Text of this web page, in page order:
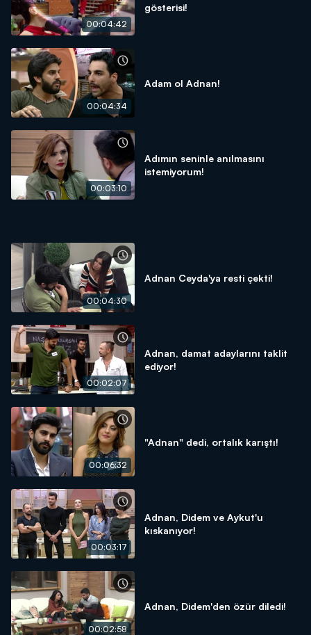
00:04:42
gösterisi!
00:04:34
Adam ol Adnan!
00:03:10
Adımın seninle anılmasını
istemiyorum!
00:04:30
Adnan Ceyda'ya resti çekti!
00:02:07
Adnan, damat adaylarını taklit
ediyor!
00:06:32
"Adnan" dedi, ortalık karıştı!
00:03:17
Adnan, Didem ve Aykut'u
kıskanıyor!
00:02:58
Adnan, Didem'den özür diledi!